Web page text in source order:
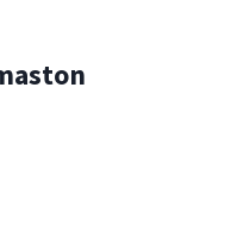
pinta noussut
ja vesihöyryä